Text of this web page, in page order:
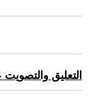
التعليق